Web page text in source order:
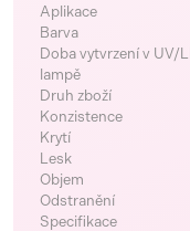
Aplikace
Barva
Doba vytvrzení v UV/
lampě
Druh zboží
Konzistence
Krytí
Lesk
Objem
Odstranění
Specifikace